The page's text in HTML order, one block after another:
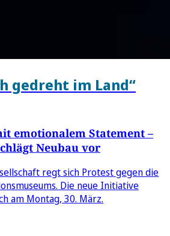
gedreht im Land“
emotionalem Statement –
Neubau vor
regt sich Protest gegen die
Die neue Initiative
am Montag, 30. März.